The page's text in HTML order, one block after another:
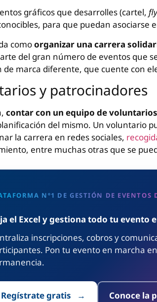
gráficos que desarrolles (cartel,
para que puedan asociarse
comoorganizar una carrera
del gran número de eventos que
marca diferente, que cuente con
y patrocinadores
contar con un equipo de
del mismo. Un voluntario
la carrera en redes sociales,
entre muchas otras que se
Nº1 DE GESTIÓN DE EVENTOS
el Excel y gestiona todo tu evento
inscripciones, cobros y
Pon tu evento en marcha
Regístrate gratis Conoce la